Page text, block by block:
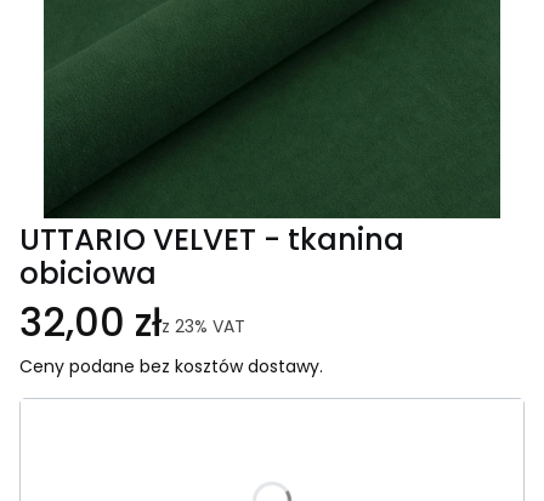
UTTARIO VELVET - tkanina
obiciowa
32,00 złz 23% VAT
Ceny podane bez kosztów dostawy.